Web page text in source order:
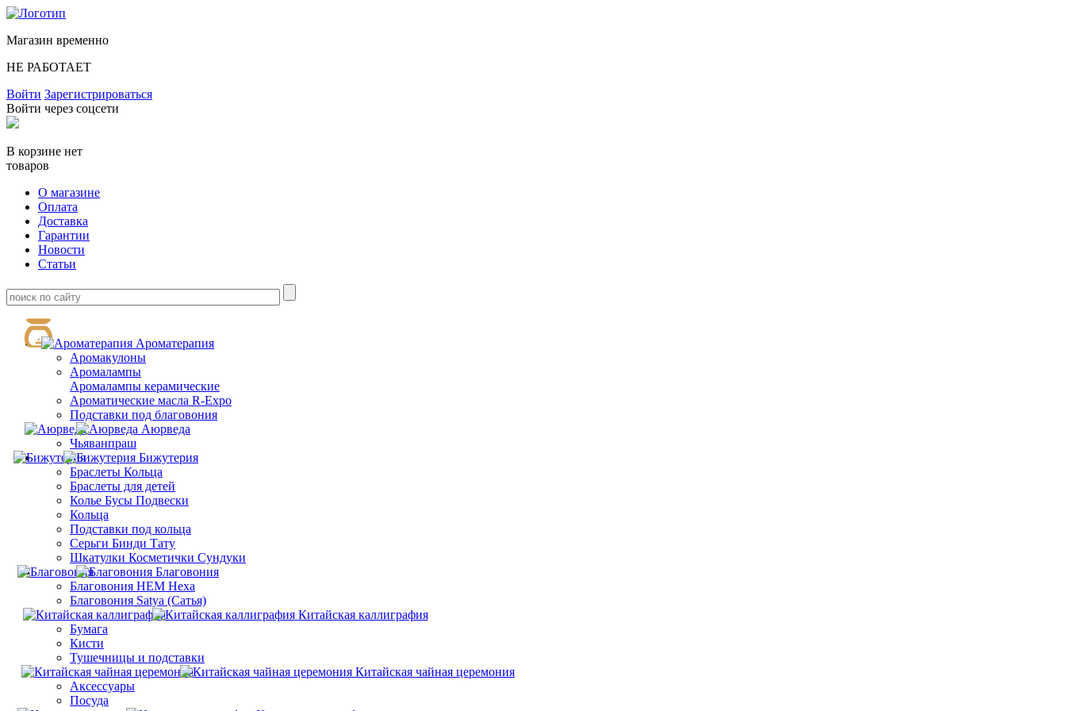
Магазин временно
НЕ РАБОТАЕТ
Войти Зарегистрироваться
Войти через соцсети
В корзине нет
товаров
О магазине
Оплата
Доставка
Гарантии
Новости
Статьи
Ароматерапия
Аромакулоны
Аромалампы
Aромалампы керамические
Ароматические масла R-Expo
Подставки под благовония
Аюрведа
Чьяванпраш
Бижутерия
Браслеты Кольца
Браслеты для детей
Колье Бусы Подвески
Кольца
Подставки под кольца
Серьги Бинди Тату
Шкатулки Косметички Сундуки
Благовония
Благовония HEM Hexa
Благовония Satya (Сатья)
Китайская каллиграфия
Бумага
Кисти
Тушечницы и подставки
Китайская чайная церемония
Аксессуары
Посуда